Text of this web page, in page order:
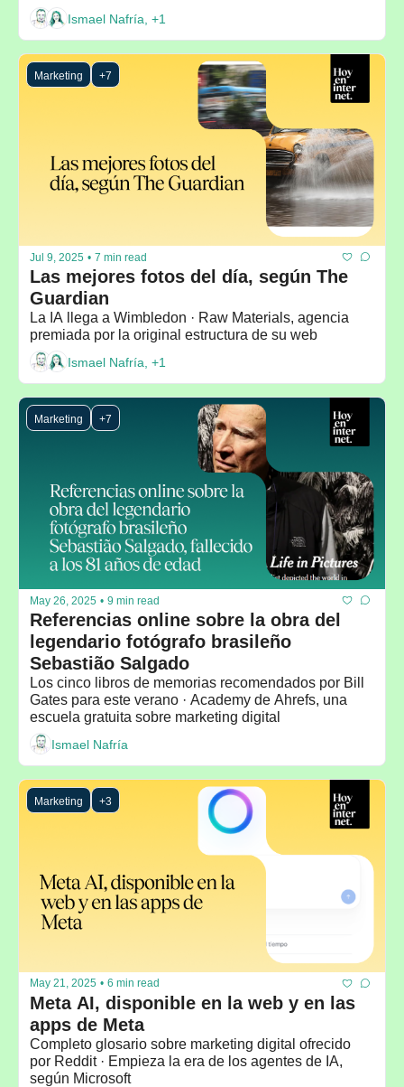
Ismael Nafría, +1
Marketing +7
Jul 9, 2025 • 7 min read
Las mejores fotos del día, según The
Guardian
La IA llega a Wimbledon · Raw Materials, agencia
premiada por la original estructura de su web
Ismael Nafría, +1
Marketing +7
May 26, 2025 • 9 min read
Referencias online sobre la obra del
legendario fotógrafo brasileño
Sebastião Salgado
Los cinco libros de memorias recomendados por Bill
Gates para este verano · Academy de Ahrefs, una
escuela gratuita sobre marketing digital
Ismael Nafría
Marketing +3
May 21, 2025 • 6 min read
Meta AI, disponible en la web y en las
apps de Meta
Completo glosario sobre marketing digital ofrecido
por Reddit · Empieza la era de los agentes de IA,
según Microsoft